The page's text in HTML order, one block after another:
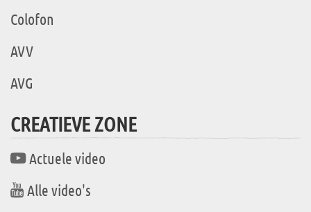
Colofon
AVV
AVG
CREATIEVE ZONE
Actuele video
Alle video's